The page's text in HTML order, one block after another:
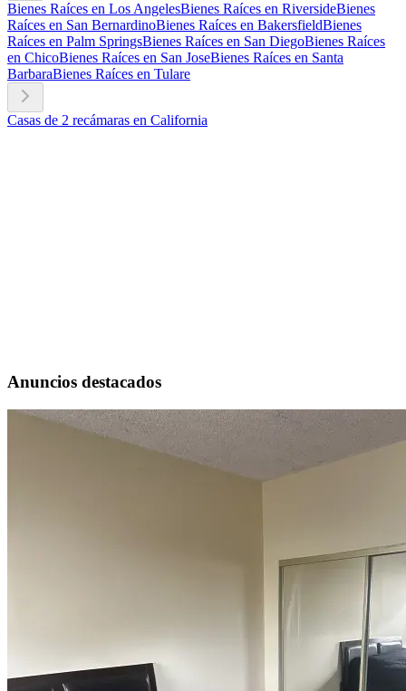
Bienes Raíces en Los AngelesBienes Raíces en RiversideBienes
Raíces en San BernardinoBienes Raíces en BakersfieldBienes
Raíces en Palm SpringsBienes Raíces en San DiegoBienes Raíces
en ChicoBienes Raíces en San JoseBienes Raíces en Santa
BarbaraBienes Raíces en Tulare
Casas de 2 recámaras en California
Anuncios destacados